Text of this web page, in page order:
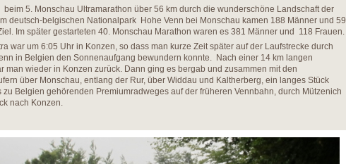
beim 5. Monschau Ultramarathon über 56 km durch die wunderschöne Landschaft der
deutsch-belgischen Nationalpark Hohe Venn bei Monschau kamen 188 Männer und 59
Im später gestarteten 40. Monschau Marathon waren es 381 Männer und 118 Frauen.
war um 6:05 Uhr in Konzen, so dass man kurze Zeit später auf der Laufstrecke durch
in Belgien den Sonnenaufgang bewundern konnte. Nach einer 14 km langen
man wieder in Konzen zurück. Dann ging es bergab und zusammen mit den
über Monschau, entlang der Rur, über Widdau und Kaltherberg, ein langes Stück
zu Belgien gehörenden Premiumradweges auf der früheren Vennbahn, durch Mützenich
nach Konzen.